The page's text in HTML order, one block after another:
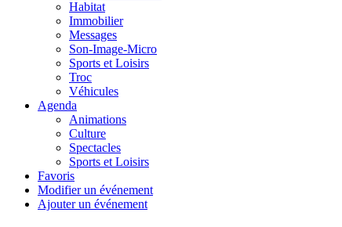
Habitat
Immobilier
Messages
Son-Image-Micro
Sports et Loisirs
Troc
Véhicules
Agenda
Animations
Culture
Spectacles
Sports et Loisirs
Favoris
Modifier un événement
Ajouter un événement